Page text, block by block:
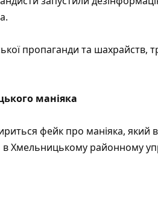
пропаганди та шахрайств,
маніяка
фейк про маніяка, який
в Хмельницькому районному